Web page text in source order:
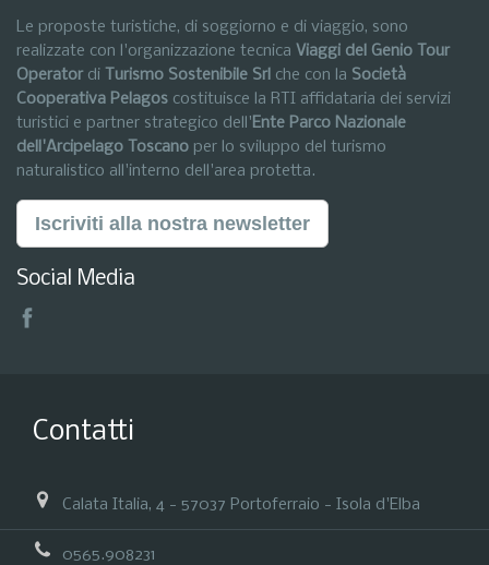
Le proposte turistiche, di soggiorno e di viaggio, sono
realizzate con l'organizzazione tecnica Viaggi del Genio Tour
Operatordi Turismo Sostenibile Srl che con la Società
Cooperativa Pelagos costituisce la RTI affidataria dei servizi
turistici e partner strategico dell'Ente Parco Nazionale
dell'Arcipelago Toscano per lo sviluppo del turismo
naturalistico all'interno dell'area protetta.
Iscriviti alla nostra newsletter
Social Media
Contatti
Calata Italia, 4 - 57037 Portoferraio - Isola d'Elba
0565.908231